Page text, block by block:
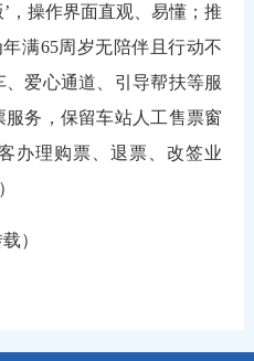
，操作界面直观、易懂；推
满65周岁无陪伴且行动不
爱心通道、引导帮扶等服
务，保留车站人工售票窗
办理购票、退票、改签业
）